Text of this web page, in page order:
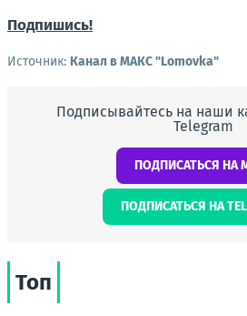
Подпишись!
Источник: Канал в МАКС "Lomovka"
Подписывайтесь на наши
Telegram
ПОДПИСАТЬСЯ НА
ПОДПИСАТЬСЯ НА
Топ